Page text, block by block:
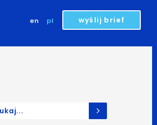
en pl wyślij brief